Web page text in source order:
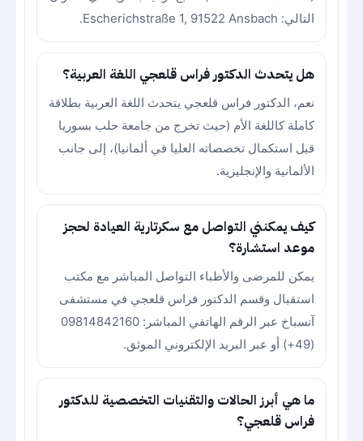
التالي: Escherichstraße 1, 91522 Ansbach.
هل يتحدث الدكتور فراس قلعجي اللغة العربية؟
نعم، الدكتور فراس قلعجي يتحدث اللغة العربية بطلاقة
كاملة كاللغة الأم (حيث تخرج من جامعة حلب بسوريا
قبل استكمال تخصصاته العليا في ألمانيا)، إلى جانب
الألمانية والإنجليزية.
كيف يمكنني التواصل مع سكرتارية العيادة لحجز
موعد استشارة؟
يمكن للمرضى والأطباء التواصل المباشر مع مكتب
استقبال وقسم الدكتور فراس قلعجي في مستشفى
آنسباخ عبر الرقم الهاتفي المباشر: 09814842160
(49+) أو عبر البريد الإلكتروني الموثق.
ما هي أبرز الحالات والتقنيات التخصصية للدكتور
فراس قلعجي؟